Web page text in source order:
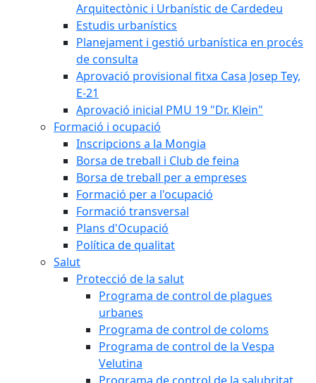
Arquitectònic i Urbanístic de Cardedeu
Estudis urbanístics
Planejament i gestió urbanística en procés
de consulta
Aprovació provisional fitxa Casa Josep Tey,
E-21
Aprovació inicial PMU 19 "Dr. Klein"
Formació i ocupació
Inscripcions a la Mongia
Borsa de treball i Club de feina
Borsa de treball per a empreses
Formació per a l'ocupació
Formació transversal
Plans d'Ocupació
Política de qualitat
Salut
Protecció de la salut
Programa de control de plagues
urbanes
Programa de control de coloms
Programa de control de la Vespa
Velutina